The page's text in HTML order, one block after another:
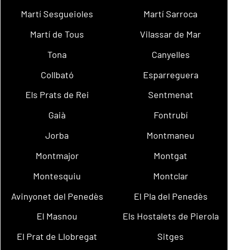
Martí Sesgueioles
Martí Sarroca
Martí de Tous
Vilassar de Mar
Tona
Canyelles
Collbató
Esparreguera
Els Prats de Rei
Sentmenat
Gaià
Fontrubí
Jorba
Montmaneu
Montmajor
Montgat
Montesquiu
Montclar
Avinyonet del Penedès
El Pla del Penedès
El Masnou
Els Hostalets de Pierola
El Prat de Llobregat
Sitges